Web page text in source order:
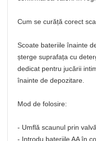
Cum se curăță corect
Scoate bateriile înainte
șterge suprafața cu
dedicat pentru jucării
înainte de depozitare.
Mod de folosire:
- Umflă scaunul prin
- Introdu bateriile AA în